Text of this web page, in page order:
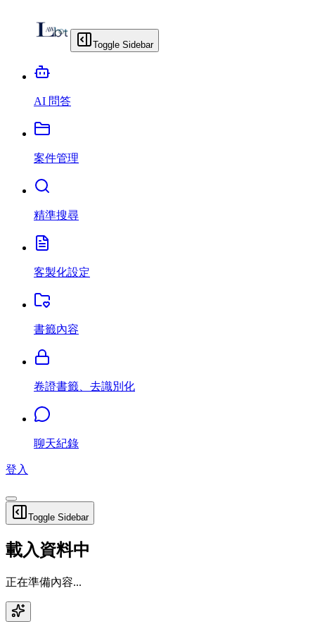
Toggle Sidebar
AI 問答
案件管理
精準搜尋
客製化設定
書籤內容
卷證書籤、去識別化
聊天紀錄
登入
Toggle Sidebar
載入資料中
正在準備內容...